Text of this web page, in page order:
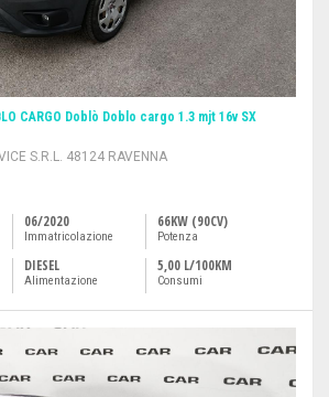
CARGO Doblò Doblo cargo 1.3 mjt 16v SX
S.R.L. 48124 RAVENNA
06/2020
Immatricolazione
66KW (90CV)
Potenza
DIESEL
Alimentazione
5,00 L/100KM
Consumi